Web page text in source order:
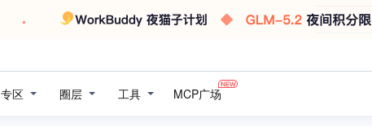
专区 圈层 工具 MCP广场